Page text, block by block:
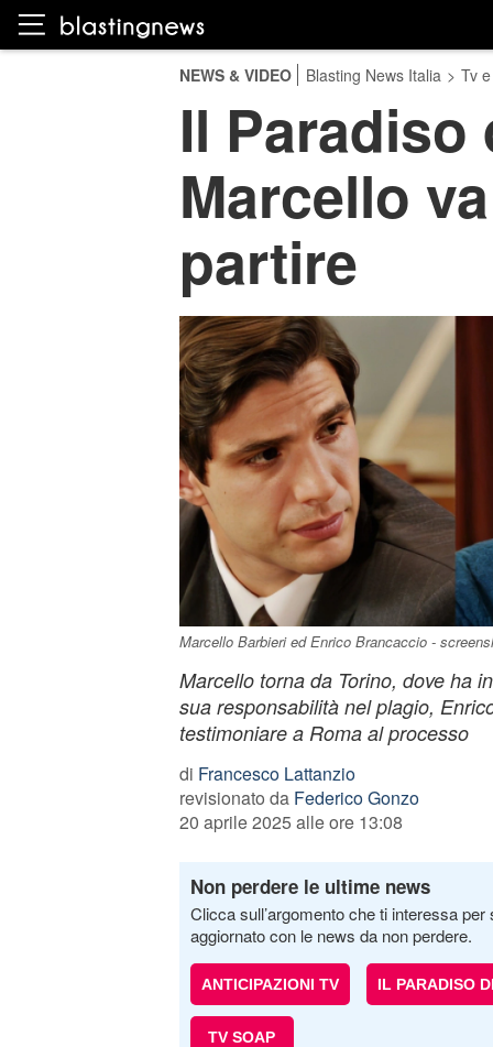
NEWS & VIDEO Blasting News Italia > Tv
Il Paradiso
Marcello
partire
Marcello Barbieri ed Enrico Brancaccio -
Marcello torna da Torino, dove ha
sua responsabilità nel plagio,
testimoniare a Roma al processo
di Francesco Lattanzio
revisionato da Federico Gonzo
20 aprile 2025 alle ore 13:08
Non perdere le ultime news
Clicca sull’argomento che ti interessa
aggiornato con le news da non perdere.
ANTICIPAZIONI TV IL PARADISO
TV SOAP